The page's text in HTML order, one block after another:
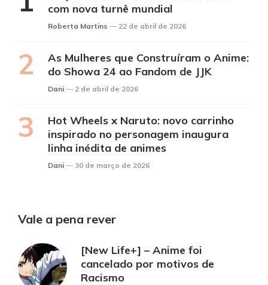
com nova turnê mundial
Posted
Roberta Martins 22 de abril de 2026
As Mulheres que Construíram o Anime:
do Showa 24 ao Fandom de JJK
Posted
Dani 2 de abril de 2026
Hot Wheels x Naruto: novo carrinho
inspirado no personagem inaugura
linha inédita de animes
Posted
Dani 30 de março de 2026
Vale a pena rever
[New Life+] – Anime foi
cancelado por motivos de
Racismo